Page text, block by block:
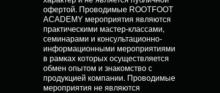
офертой. Проводимые ROOTFOOT
ACADEMY мероприятия являются
практическими мастер-классами,
семинарами и консультационно-
информационными мероприятиями
в рамках которых осуществляется
обмен опытом и знакомство с
продукцией компании. Проводимые
мероприятия не являются